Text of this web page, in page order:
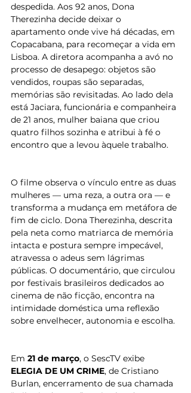
despedida. Aos 92 anos, Dona
Therezinha decide deixar o
apartamento onde vive há décadas, em
Copacabana, para recomeçar a vida em
Lisboa. A diretora acompanha a avó no
processo de desapego: objetos são
vendidos, roupas são separadas,
memórias são revisitadas. Ao lado dela
está Jaciara, funcionária e companheira
de 21 anos, mulher baiana que criou
quatro filhos sozinha e atribui à fé o
encontro que a levou àquele trabalho.
O filme observa o vínculo entre as duas
mulheres — uma reza, a outra ora — e
transforma a mudança em metáfora de
fim de ciclo. Dona Therezinha, descrita
pela neta como matriarca de memória
intacta e postura sempre impecável,
atravessa o adeus sem lágrimas
públicas. O documentário, que circulou
por festivais brasileiros dedicados ao
cinema de não ficção, encontra na
intimidade doméstica uma reflexão
sobre envelhecer, autonomia e escolha.
Em 21 de março, o SescTV exibe
ELEGIA DE UM CRIME, de Cristiano
Burlan, encerramento de sua chamada